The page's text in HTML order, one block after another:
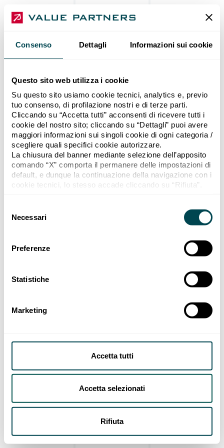
Consenso Dettagli Informazioni sui cookie
Questo sito web utilizza i cookie
Su questo sito usiamo cookie tecnici, analytics e, previo
tuo consenso, di profilazione nostri e di terze parti.
Cliccando su “Accetta tutti” acconsenti di ricevere tutti i
cookie del nostro sito; cliccando su “Dettagli” puoi avere
maggiori informazioni sui singoli cookie di ogni categoria /
scegliere quali specifici cookie autorizzare.
La chiusura del banner mediante selezione dell’apposito
comando “X” comporta il permanere delle impostazioni di
default, e dunque la continuazione della navigazione con i
cookie tecnici, lo stesso accade cliccando su “Rifiuta”.
Necessari
Preferenze
Statistiche
Marketing
Accetta tutti
Accetta selezionati
Rifiuta